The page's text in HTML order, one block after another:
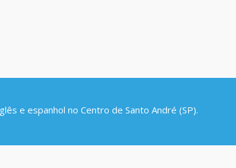
e espanhol no Centro de Santo André (SP).